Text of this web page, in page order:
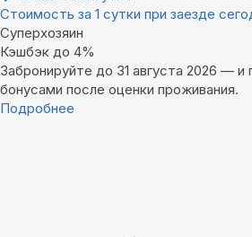
Стоимость за 1 сутки при заезде
Суперхозяин
Кэшбэк до 4%
Забронируйте до 31 августа 2026 — и
бонусами после оценки проживания.
Подробнее